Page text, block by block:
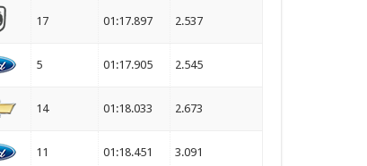
17 01:17.897 2.537
5 01:17.905 2.545
14 01:18.033 2.673
11 01:18.451 3.091